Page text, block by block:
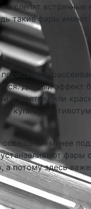
слепят
такие фары
Данный эффект
с желтым или
купить
освещения менее
фары
потому здесь